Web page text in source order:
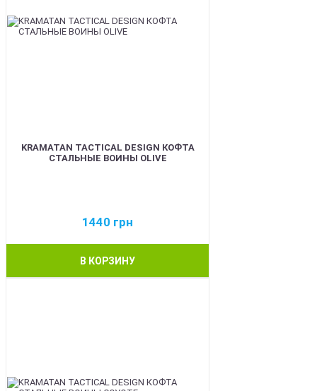
KRAMATAN TACTICAL DESIGN КОФТА
СТАЛЬНЫЕ ВОИНЫ OLIVE
1440 грн
В КОРЗИНУ